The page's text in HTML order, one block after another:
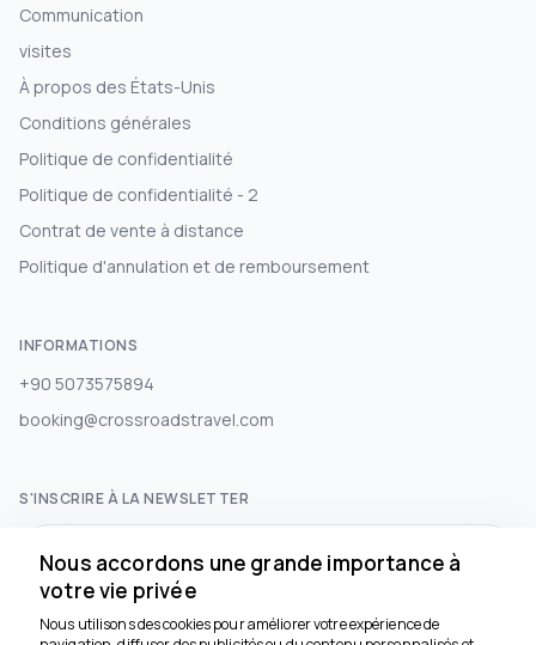
Communication
visites
À propos des États-Unis
Conditions générales
Politique de confidentialité
Politique de confidentialité - 2
Contrat de vente à distance
Politique d'annulation et de remboursement
INFORMATIONS
+90 5073575894
booking@crossroadstravel.com
S'INSCRIRE À LA NEWSLETTER
S'abonner
RÉSEAUX SOCIAUX
Nous accordons une grande importance à
votre vie privée
Nous utilisons des cookies pour améliorer votre expérience de